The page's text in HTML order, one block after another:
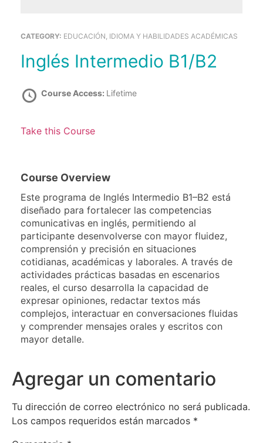
CATEGORY: EDUCACIÓN, IDIOMA Y HABILIDADES ACADÉMICAS
Inglés Intermedio B1/B2
Course Access: Lifetime
Take this Course
Course Overview
Este programa de Inglés Intermedio B1–B2 está
diseñado para fortalecer las competencias
comunicativas en inglés, permitiendo al
participante desenvolverse con mayor fluidez,
comprensión y precisión en situaciones
cotidianas, académicas y laborales. A través de
actividades prácticas basadas en escenarios
reales, el curso desarrolla la capacidad de
expresar opiniones, redactar textos más
complejos, interactuar en conversaciones fluidas
y comprender mensajes orales y escritos con
mayor detalle.
Agregar un comentario
Tu dirección de correo electrónico no será publicada.
Los campos requeridos están marcados *